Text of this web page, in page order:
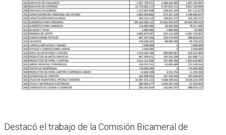
Destacó el trabajo de la Comisión Bicameral de